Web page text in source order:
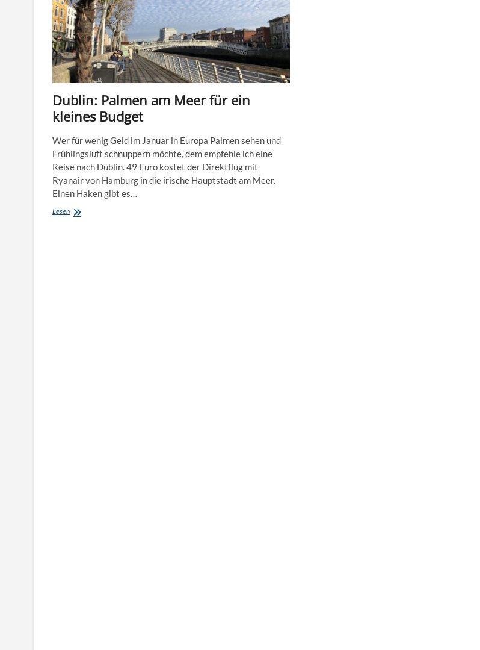
Dublin: Palmen am Meer für ein
kleines Budget
Wer für wenig Geld im Januar in Europa Palmen sehen und
Frühlingsluft schnuppern möchte, dem empfehle ich eine
Reise nach Dublin. 49 Euro kostet der Direktflug mit
Ryanair von Hamburg in die irische Hauptstadt am Meer.
Einen Haken gibt es…
LesenDublin: